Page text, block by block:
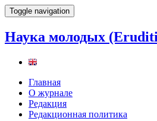
Toggle navigation
Наука молодых
Главная
О журнале
Редакция
Редакционная политика